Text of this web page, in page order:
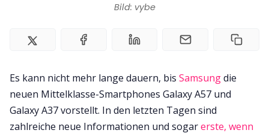
Bild: vybe
Es kann nicht mehr lange dauern, bis Samsungdie
neuen Mittelklasse-Smartphones Galaxy A57 und
Galaxy A37 vorstellt. In den letzten Tagen sind
zahlreiche neue Informationen und sogarerste, wenn